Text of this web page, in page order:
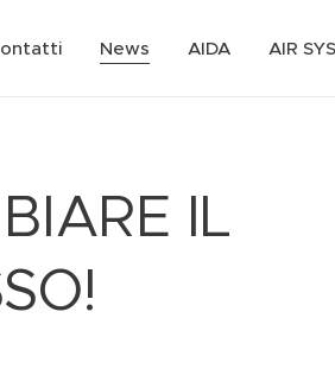
News AIDA AIR
IL